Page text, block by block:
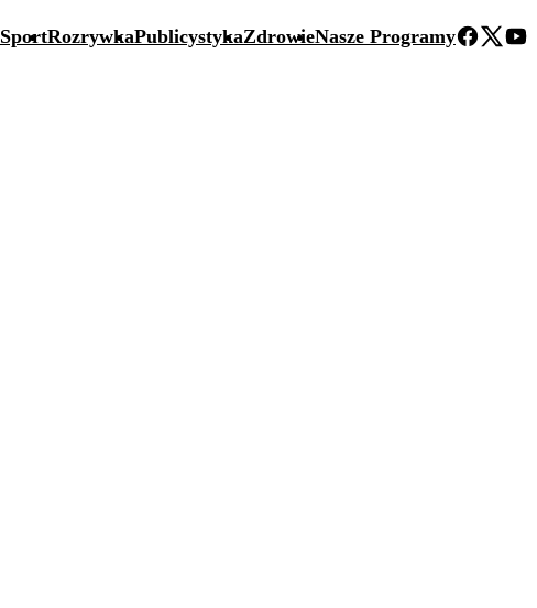
SportRozrywkaPublicystykaZdrowieNasze Programy